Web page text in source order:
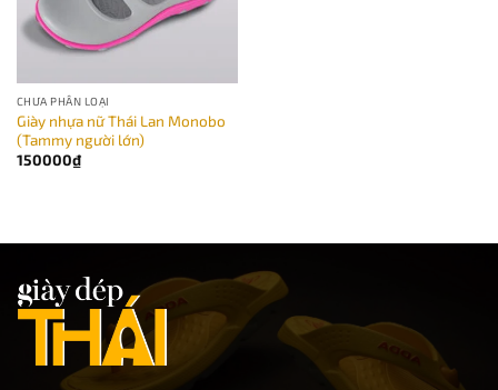
CHƯA PHÂN LOẠI
Giày nhựa nữ Thái Lan Monobo
(Tammy người lớn)
150000₫